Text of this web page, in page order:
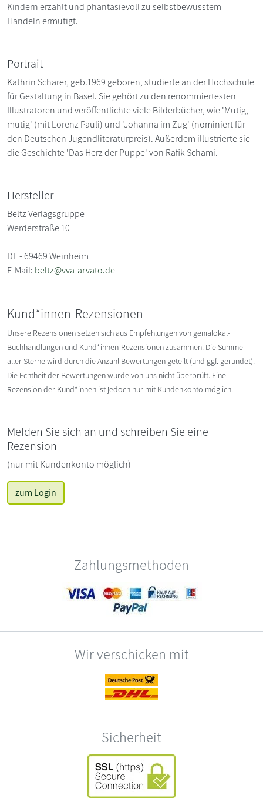
Kindern erzählt und phantasievoll zu selbstbewusstem
Handeln ermutigt.
Portrait
Kathrin Schärer, geb.1969 geboren, studierte an der Hochschule
für Gestaltung in Basel. Sie gehört zu den renommiertesten
Illustratoren und veröffentlichte viele Bilderbücher, wie 'Mutig,
mutig' (mit Lorenz Pauli) und 'Johanna im Zug' (nominiert für
den Deutschen Jugendliteraturpreis). Außerdem illustrierte sie
die Geschichte 'Das Herz der Puppe' von Rafik Schami.
Hersteller
Beltz Verlagsgruppe
Werderstraße 10
DE - 69469 Weinheim
E-Mail: beltz@vva-arvato.de
Kund*innen-Rezensionen
Unsere Rezensionen setzen sich aus Empfehlungen von genialokal-
Buchhandlungen und Kund*innen-Rezensionen zusammen. Die Summe
aller Sterne wird durch die Anzahl Bewertungen geteilt (und ggf. gerundet).
Die Echtheit der Bewertungen wurde von uns nicht überprüft. Eine
Rezension der Kund*innen ist jedoch nur mit Kundenkonto möglich.
Melden Sie sich an und schreiben Sie eine
Rezension
(nur mit Kundenkonto möglich)
zum Login
Zahlungsmethoden
Wir verschicken mit
Sicherheit